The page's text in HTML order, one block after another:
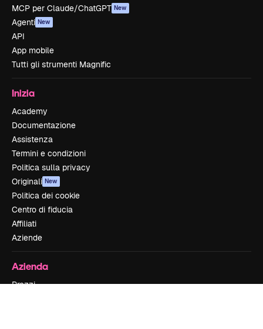
MCP per Claude/ChatGPT New
Agenti New
API
App mobile
Tutti gli strumenti Magnific
Inizia
Academy
Documentazione
Assistenza
Termini e condizioni
Politica sulla privacy
Originali New
Politica dei cookie
Centro di fiducia
Affiliati
Aziende
Azienda
Prezzi